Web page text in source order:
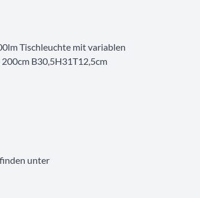
Tischleuchte mit variablen
B30,5H31T12,5cm
unter